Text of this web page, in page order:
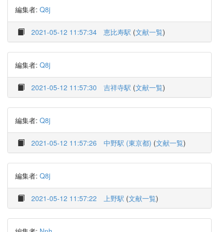
編集者: Q8j
2021-05-12 11:57:34 恵比寿駅 (文献一覧)
編集者: Q8j
2021-05-12 11:57:30 吉祥寺駅 (文献一覧)
編集者: Q8j
2021-05-12 11:57:26 中野駅 (東京都) (文献一覧)
編集者: Q8j
2021-05-12 11:57:22 上野駅 (文献一覧)